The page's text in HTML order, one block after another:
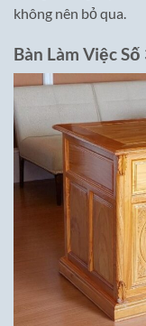
không nên bỏ qua.
Bàn Làm Việc